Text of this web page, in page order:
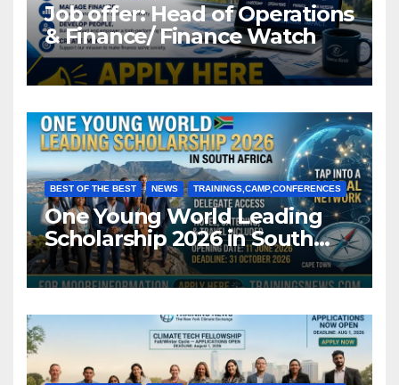
Job offer: Head of Operations
& Finance/ Finance Watch
BEST OF THE BEST NEWS TRAININGS,CAMP,CONFERENCES
One Young World Leading
Scholarship 2026 in South
Africa (Fully Funded)